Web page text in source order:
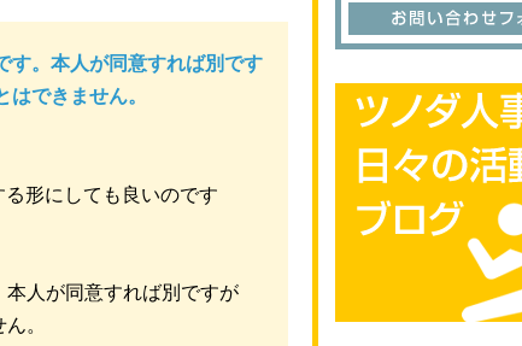
す。本人が同意すれば別です
できません。
形にしても良いのです
本人が同意すれば別ですが
。